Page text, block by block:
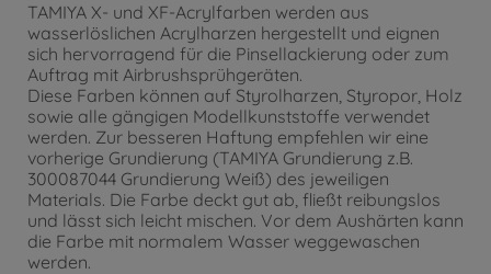
TAMIYA X- und XF-Acrylfarben werden aus
wasserlöslichen Acrylharzen hergestellt und eignen
sich hervorragend für die Pinsellackierung oder zum
Auftrag mit Airbrushsprühgeräten.
Diese Farben können auf Styrolharzen, Styropor, Holz
sowie alle gängigen Modellkunststoffe verwendet
werden. Zur besseren Haftung empfehlen wir eine
vorherige Grundierung (TAMIYA Grundierung z.B.
300087044 Grundierung Weiß) des jeweiligen
Materials. Die Farbe deckt gut ab, fließt reibungslos
und lässt sich leicht mischen. Vor dem Aushärten kann
die Farbe mit normalem Wasser weggewaschen
werden.